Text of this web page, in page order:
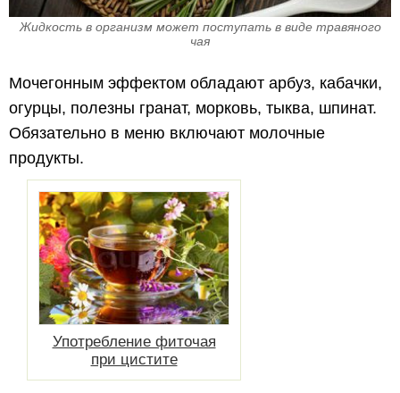
Жидкость в организм может поступать в виде травяного
чая
Мочегонным эффектом обладают арбуз, кабачки,
огурцы, полезны гранат, морковь, тыква, шпинат.
Обязательно в меню включают молочные
продукты.
Употребление фиточая
при цистите